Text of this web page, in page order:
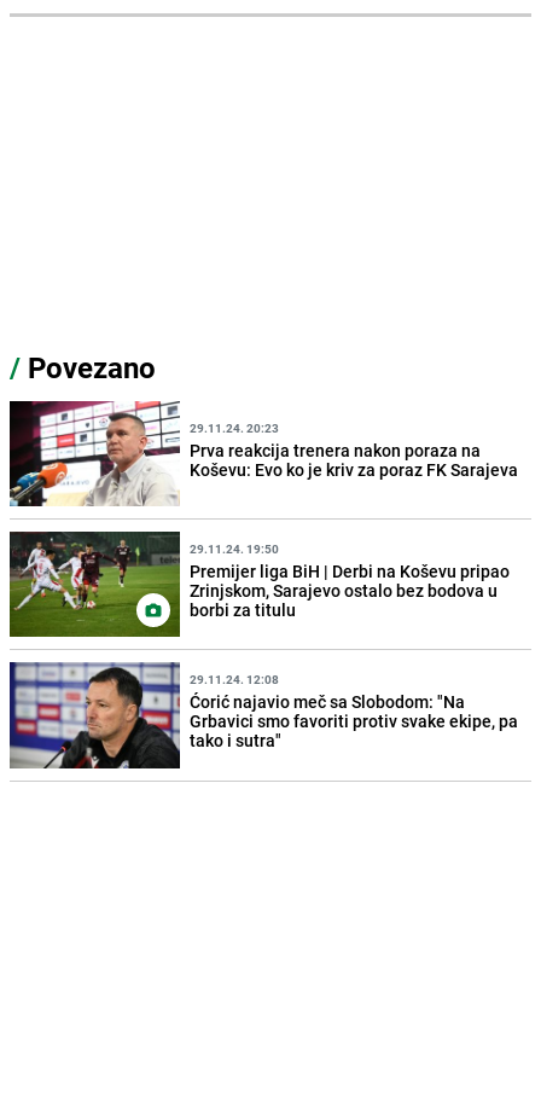
/ Povezano
29.11.24. 20:23
Prva reakcija trenera nakon poraza na
Koševu: Evo ko je kriv za poraz FK Sarajeva
29.11.24. 19:50
Premijer liga BiH | Derbi na Koševu pripao
Zrinjskom, Sarajevo ostalo bez bodova u
borbi za titulu
29.11.24. 12:08
Ćorić najavio meč sa Slobodom: "Na
Grbavici smo favoriti protiv svake ekipe, pa
tako i sutra"